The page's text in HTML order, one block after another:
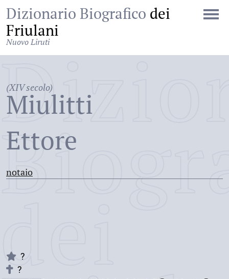
Dizionario Biografico dei
Friulani
Nuovo Liruti
(XIV secolo)
Miulitti
Ettore
notaio
dei
?
?